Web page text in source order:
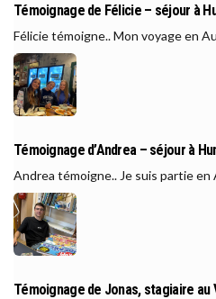
Témoignage de Félicie – séjour à
Félicie témoigne.. Mon voyage en
Témoignage d’Andrea – séjour à
Andrea témoigne.. Je suis partie en
Témoignage de Jonas, stagiaire au